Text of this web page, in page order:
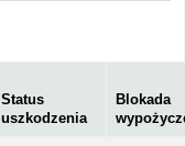
Status
uszkodzenia
Blokada